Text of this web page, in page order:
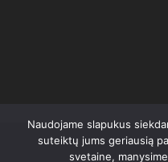
Naudojame slapukus
suteiktų jums geriausią
svetaine,